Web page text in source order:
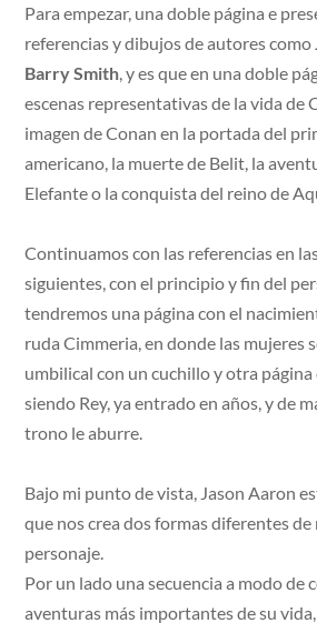
Para empezar, una doble página e
referencias y dibujos de autores como
Barry Smith, y es que en una doble
escenas representativas de la vida de
imagen de Conan en la portada del
americano, la muerte de Belit, la
Elefante o la conquista del reino de
Continuamos con las referencias en
siguientes, con el principio y fin del
tendremos una página con el
ruda Cimmeria, en donde las mujeres
umbilical con un cuchillo y otra página
siendo Rey, ya entrado en años, y de
trono le aburre.
Bajo mi punto de vista, Jason Aaron
que nos crea dos formas diferentes
personaje.
Por un lado una secuencia a modo de
aventuras más importantes de su